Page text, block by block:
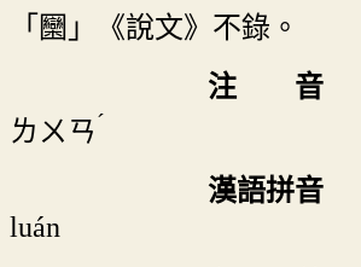
「圞」《說文》不錄。
注 音
ㄌㄨㄢˊ
漢語拼音
luán